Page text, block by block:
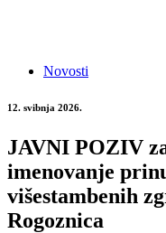
Novosti
12. svibnja 2026.
JAVNI POZIV
imenovanje
višestambenih
Rogoznica